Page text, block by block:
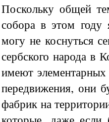
Поскольку общей
собора в этом году
могу не коснуться
сербского народа в
имеют
передвижения, они
фабрик на